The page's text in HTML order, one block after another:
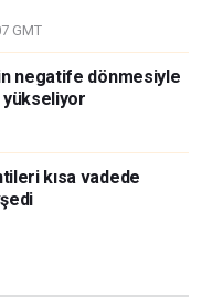
GMT
negatife dönmesiyle
yükseliyor
kısa vadede